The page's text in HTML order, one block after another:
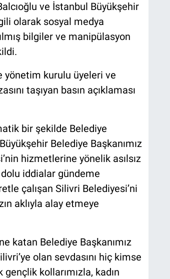
ve İstanbul Büyükşehir
olarak sosyal medya
bilgiler ve manipülasyon
yönetim kurulu üyeleri ve
taşıyan basın açıklaması
bir şekilde Belediye
Belediye Başkanımız
hizmetlerine yönelik asılsız
iddialar gündeme
çalışan Silivri Belediyesi’ni
aklıyla alay etmeye
katan Belediye Başkanımız
olan sevdasını hiç kimse
kollarımızla, kadın